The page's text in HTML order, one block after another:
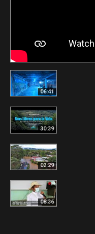
06:41
30:39
02:29
08:36